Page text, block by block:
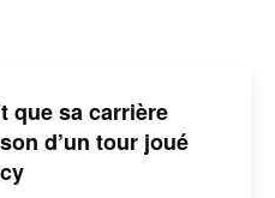
que sa carrière
d’un tour joué